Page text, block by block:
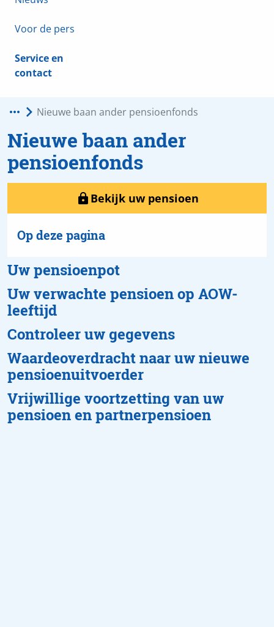
Voor de pers
Service en
contact
Nieuwe baan ander
pensioenfonds
Bekijk uw pensioen
Uw pensioenpot
Uw verwachte pensioen op AOW-
leeftijd
Controleer uw gegevens
Waardeoverdracht naar uw nieuwe
pensioenuitvoerder
Vrijwillige voortzetting van uw
pensioen en partnerpensioen